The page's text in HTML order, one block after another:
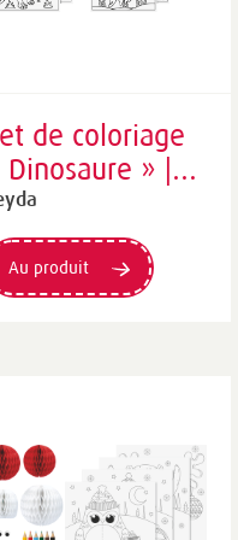
de coloriage
Dinosaure » |
mm
Au produit